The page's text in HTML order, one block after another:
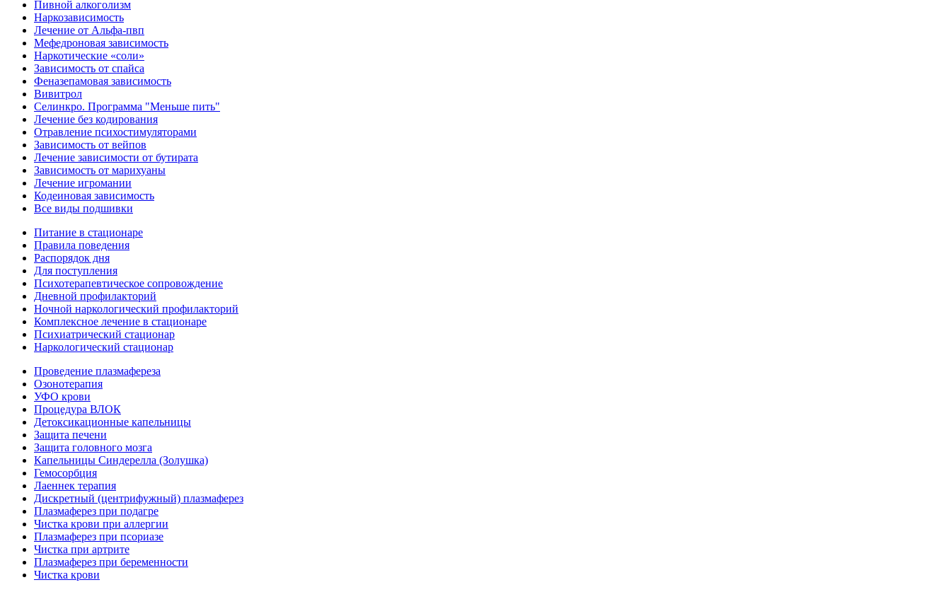
Пивной алкоголизм
Наркозависимость
Лечение от Альфа-пвп
Мефедроновая зависимость
Наркотические «соли»
Зависимость от спайса
Феназепамовая зависимость
Вивитрол
Селинкро. Программа "Меньше пить"
Лечение без кодирования
Отравление психостимуляторами
Зависимость от вейпов
Лечение зависимости от бутирата
Зависимость от марихуаны
Лечение игромании
Кодеиновая зависимость
Все виды подшивки
Питание в стационаре
Правила поведения
Распорядок дня
Для поступления
Психотерапевтическое сопровождение
Дневной профилакторий
Ночной наркологический профилакторий
Комплексное лечение в стационаре
Психиатрический стационар
Наркологический стационар
Проведение плазмафереза
Озонотерапия
УФО крови
Процедура ВЛОК
Детоксикационные капельницы
Защита печени
Защита головного мозга
Капельницы Синдерелла (Золушка)
Гемосорбция
Лаеннек терапия
Дискретный (центрифужный) плазмаферез
Плазмаферез при подагре
Чистка крови при аллергии
Плазмаферез при псориазе
Чистка при артрите
Плазмаферез при беременности
Чистка крови